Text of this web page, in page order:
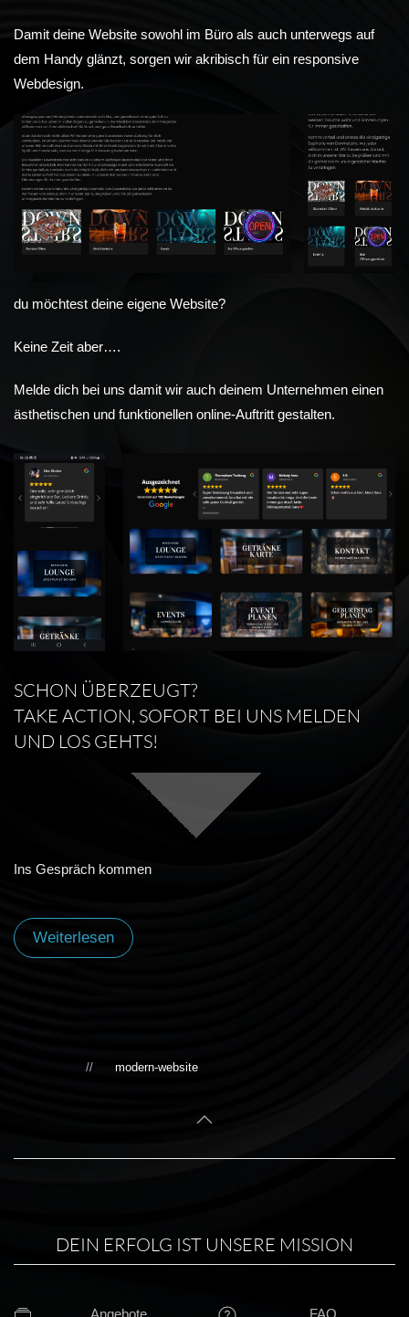
Damit deine Website sowohl im Büro als auch unterwegs auf
dem Handy glänzt, sorgen wir akribisch für ein responsive
Webdesign.
du möchtest deine eigene Website?
Keine Zeit aber….
Melde dich bei uns damit wir auch deinem Unternehmen einen
ästhetischen und funktionellen online-Auftritt gestalten.
SCHON ÜBERZEUGT?
TAKE ACTION, SOFORT BEI UNS MELDEN
UND LOS GEHTS!
Ins Gespräch kommen
Weiterlesen
modern-website
DEIN ERFOLG IST UNSERE MISSION